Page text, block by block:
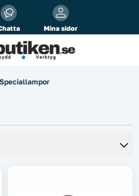
Mina sidor
inkl. moms!
Privat